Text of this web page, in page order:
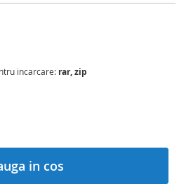
incarcare: rar, zip
in cos